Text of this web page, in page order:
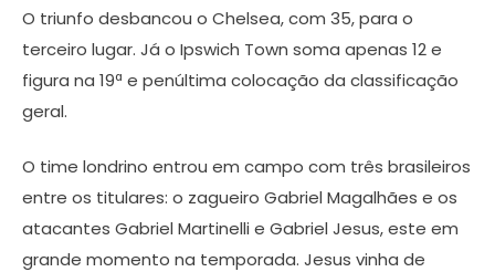
O triunfo desbancou o Chelsea, com 35, para o
terceiro lugar. Já o Ipswich Town soma apenas 12 e
figura na 19ª e penúltima colocação da classificação
geral.
O time londrino entrou em campo com três brasileiros
entre os titulares: o zagueiro Gabriel Magalhães e os
atacantes Gabriel Martinelli e Gabriel Jesus, este em
grande momento na temporada. Jesus vinha de